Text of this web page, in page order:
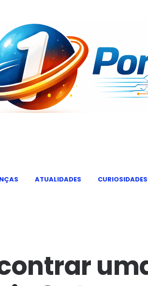
ATUALIDADES CURIOSIDADES